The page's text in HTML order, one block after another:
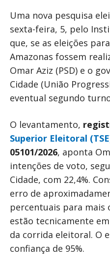
Uma nova pesquisa
sexta-feira, 5, pelo
que, se as eleições
Amazonas fossem
Omar Aziz (PSD) e o
Cidade (União
eventual segundo
O levantamento,
Superior Eleitoral
05101/2026, aponta
intenções de voto,
Cidade, com 22,4%.
erro de
percentuais para mais
estão tecnicamente
da corrida eleitoral. O
confiança de 95%.